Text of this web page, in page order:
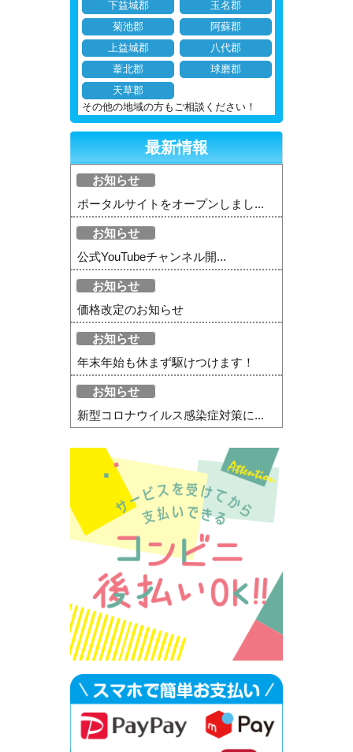
下益城郡
玉名郡
菊池郡
阿蘇郡
上益城郡
八代郡
葦北郡
球磨郡
天草郡
その他の地域の方もご相談ください！
最新情報
お知らせ
ポータルサイトをオープンしまし...
お知らせ
公式YouTubeチャンネル開...
お知らせ
価格改定のお知らせ
お知らせ
年末年始も休まず駆けつけます！
お知らせ
新型コロナウイルス感染症対策に...